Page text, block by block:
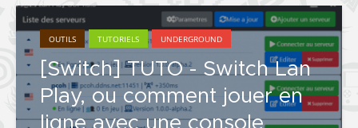
OUTILS TUTORIELS UNDERGROUND
[Switch] TUTO - Switch Lan
Play, ou comment jouer en
ligne avec une console